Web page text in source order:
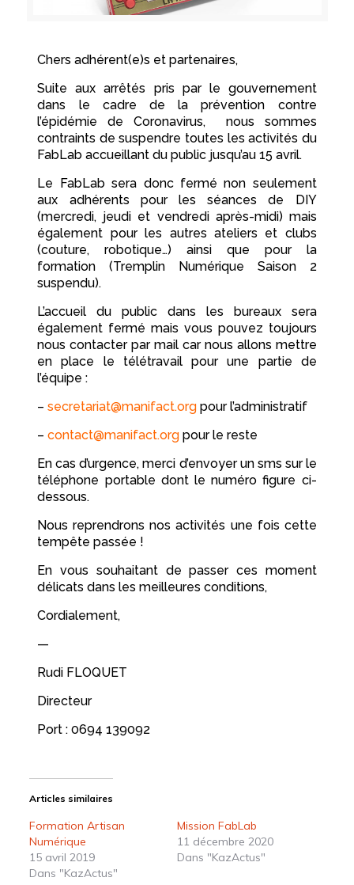
Chers adhérent(e)s et partenaires,
Suite aux arrêtés pris par le gouvernement
dans le cadre de la prévention contre
l’épidémie de Coronavirus, nous sommes
contraints de suspendre toutes les activités du
FabLab accueillant du public jusqu’au 15 avril.
Le FabLab sera donc fermé non seulement
aux adhérents pour les séances de DIY
(mercredi, jeudi et vendredi après-midi) mais
également pour les autres ateliers et clubs
(couture, robotique…) ainsi que pour la
formation (Tremplin Numérique Saison 2
suspendu).
L’accueil du public dans les bureaux sera
également fermé mais vous pouvez toujours
nous contacter par mail car nous allons mettre
en place le télétravail pour une partie de
l’équipe :
–secretariat@manifact.org pour l’administratif
–contact@manifact.org pour le reste
En cas d’urgence, merci d’envoyer un sms sur le
téléphone portable dont le numéro figure ci-
dessous.
Nous reprendrons nos activités une fois cette
tempête passée !
En vous souhaitant de passer ces moment
délicats dans les meilleures conditions,
Cordialement,
—
Rudi FLOQUET
Directeur
Port : 0694 139092
Articles similaires
Formation Artisan
Numérique
15 avril 2019
Dans "KazActus"
Mission FabLab
11 décembre 2020
Dans "KazActus"